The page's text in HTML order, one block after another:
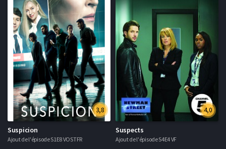
3,8
Suspicion
Ajout de l'épisode S1E8 VOSTFR
4,0
Suspects
Ajout de l'épisode S4E4 VF